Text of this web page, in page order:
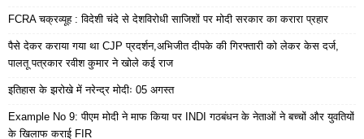
FCRA चक्रव्यूह : विदेशी चंदे से देशविरोधी साजिशों पर मोदी सरकार का करारा प्रहार
पैसे देकर कराया गया था CJP प्रदर्शन,अभिजीत दीपके की गिरफ्तारी को लेकर केस दर्ज,
पालतू पत्रकार रवीश कुमार ने खोले कई राज
इतिहास के झरोखे में नरेन्द्र मोदीः 05 अगस्त
Example No 9: पीएम मोदी ने माफ किया पर INDI गठबंधन के नेताओं ने बच्चों और युवतियों
के खिलाफ कराई FIR